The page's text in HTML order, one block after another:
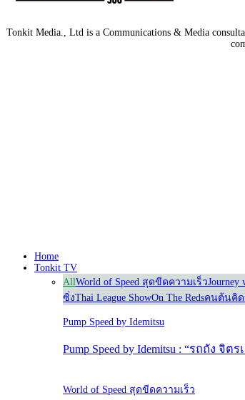
Tonkit Media., Ltd is a Communications & Media
Home
Tonkit TV
AllWorld of Speed สุดขีดความเร็วJourney
ซิ่งThai League ShowOn The Redsคนต้นคิด
Pump Speed by Idemitsu
Pump Speed by Idemitsu : “รถถัง
World of Speed สุดขีดความเร็ว